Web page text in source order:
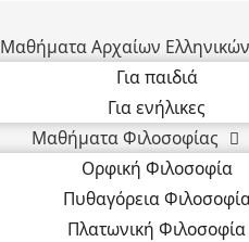
Μαθήματα Αρχαίων Ελληνικών
Για παιδιά
Για ενήλικες
Μαθήματα Φιλοσοφίας
Ορφική Φιλοσοφία
Πυθαγόρεια
Πλατωνική Φιλοσοφία